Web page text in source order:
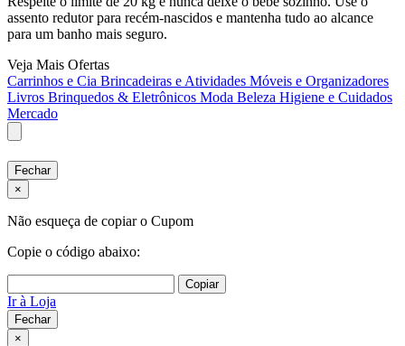
assento redutor para recém-nascidos e mantenha tudo ao alcance
para um banho mais seguro.
Veja Mais Ofertas
Carrinhos e Cia Brincadeiras e Atividades Móveis e Organizadores
Livros Brinquedos & Eletrônicos Moda Beleza Higiene e Cuidados
Mercado
Fechar
×
Não esqueça de copiar o Cupom
Copie o código abaixo:
Copiar
Ir à Loja
Fechar
×